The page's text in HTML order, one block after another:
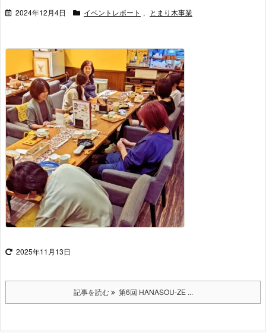
2024年12月4日 イベントレポート , とまり木事業
2025年11月13日
記事を読む 第6回 HANASOU-ZE ...